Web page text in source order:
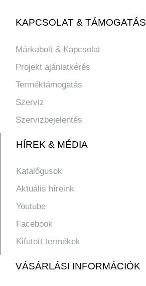
KAPCSOLAT & TÁMOGATÁS
Márkabolt & Kapcsolat
Projekt ajánlatkérés
Terméktámogatás
Szerviz
Szervizbejelentés
HÍREK & MÉDIA
Katalógusok
Aktuális híreink
Youtube
Facebook
Kifutott termékek
VÁSÁRLÁSI INFORMÁCIÓK